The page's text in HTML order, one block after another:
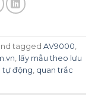
tagged AV9000,
, lấy mẫu theo lưu
tự động, quan trắc